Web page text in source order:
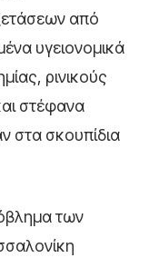
από
υγειονομικά
ρινικούς
στέφανα
στα σκουπίδια
των